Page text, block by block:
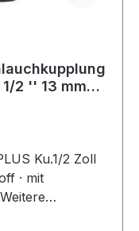
2 '' 13 mm
Ku.1/2 Zoll
· mit